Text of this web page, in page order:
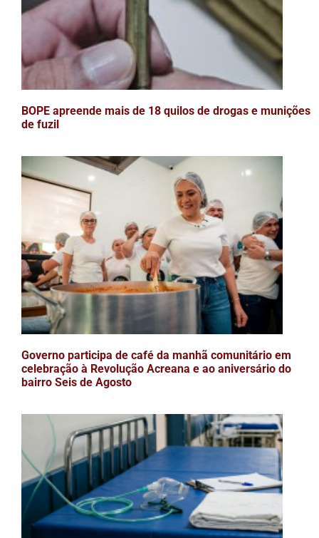
BOPE apreende mais de 18 quilos de drogas e munições
de fuzil
Governo participa de café da manhã comunitário em
celebração à Revolução Acreana e ao aniversário do
bairro Seis de Agosto